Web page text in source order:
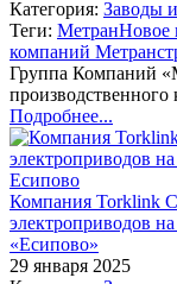
Категория: Заводы
Теги: МетранНовое
компаний Метран
Группа Компаний
Подробнее...
Компания Torklink
электроприводов
«Есипово»
29 января 2025